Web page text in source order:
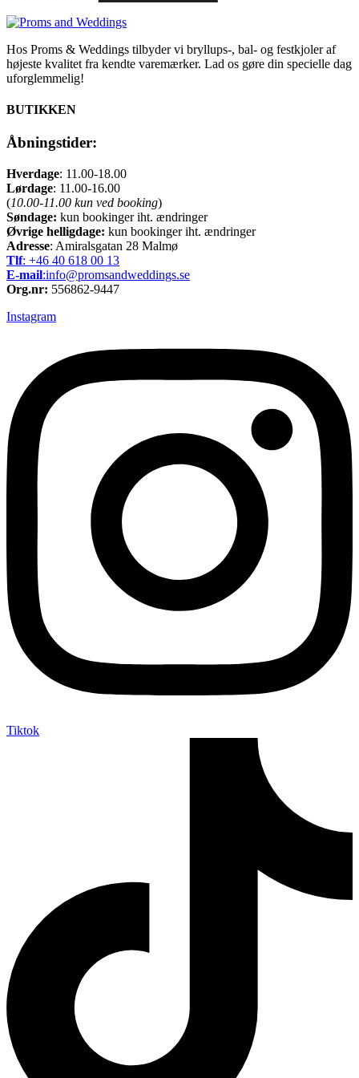
varesiden
varesiden
varianter.
kan
vælges
på
kan
vælges
på
Hos Proms & Weddings tilbyder vi bryllups-, bal- og festkjoler af
højeste kvalitet fra kendte varemærker. Lad os gøre din specielle dag
uforglemmelig!
BUTIKKEN
Åbningstider:
Hverdage: 11.00-18.00
Lørdage: 11.00-16.00
(10.00-11.00 kun ved booking)
Søndage: kun bookinger iht. ændringer
Øvrige helligdage: kun bookinger iht. ændringer
Adresse: Amiralsgatan 28 Malmø
Tlf: +46 40 618 ​00 13
E-mail:info@promsandweddings.se
Org.nr: 556862-9447
Instagram
Tiktok